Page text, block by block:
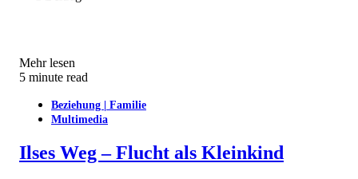
Mehr lesen
5 minute read
Beziehung | Familie
Multimedia
Ilses Weg – Flucht als Kleinkind